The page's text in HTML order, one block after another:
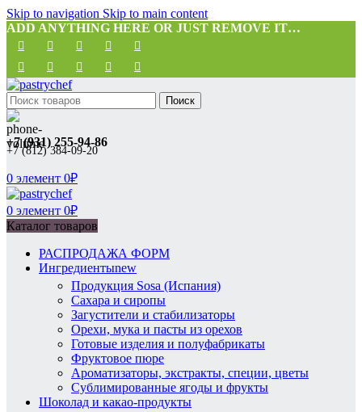
Skip to navigation Skip to main content
ADD ANYTHING HERE OR JUST REMOVE IT…
Поиск
+7 (931) 255-94-86
+7 (812) 384-09-20
0 элемент 0₽
0 элемент 0₽
Каталог товаров
РАСПРОДАЖА ФОРМ
Ингредиентыnew
Продукция Sosa (Испания)
Сахара и сиропы
Загустители и стабилизаторы
Орехи, мука и пасты из орехов
Готовые изделия и полуфабрикаты
Фруктовое пюре
Ароматизаторы, экстракты, специи, цветы
Сублимированные ягоды и фрукты
Шоколад и какао-продукты